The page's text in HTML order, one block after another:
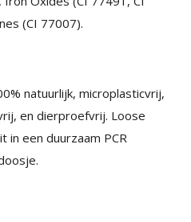
(CI 77007).
natuurlijk, microplasticvrij,
en dierproefvrij. Loose
in een duurzaam PCR